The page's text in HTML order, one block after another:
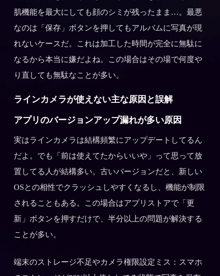
肌機能を最大にしても顔のシミが残ったまま…。最悪
なのは「保存」ボタンを押してもアルバムに写真が現
れないケースだ。これは加工した時間が完全に無駄に
なるから本当に嫌だよね。この場合はその場で何度や
り直しても無駄なことが多い。
ラインカメラが使えない主な原因と誤解
アプリのバージョンアップ漏れが多い原因
実はラインカメラは結構頻繁にアップデートしてるん
だよ。でも「前は使えてたからいいや」って思って放
置してる人が結構多い。古いバージョンだと、新しい
OSとの相性でクラッシュしやすくなるし、機能が制限
されることもある。この場合はアプリストアで「更
新」ボタンを押すだけで、半分以上の問題が解決する
ことが多い。
端末のストレージ不足やカメラ権限設定ミス：スマホ